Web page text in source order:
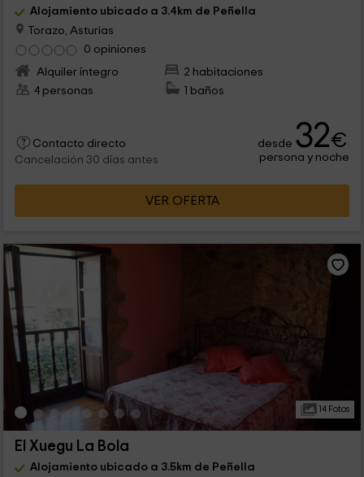
Alojamiento ubicado a 3.4km de Peñella
Torazo, Asturias
0 opiniones
Alquiler íntegro
2 habitaciones
4 personas
1 baños
Contacto directo
Cancelación 30 días antes
desde 32€
persona y noche
VER OFERTA
14 Fotos
El Xuegu La Bola
Alojamiento ubicado a 3.5km de Peñella